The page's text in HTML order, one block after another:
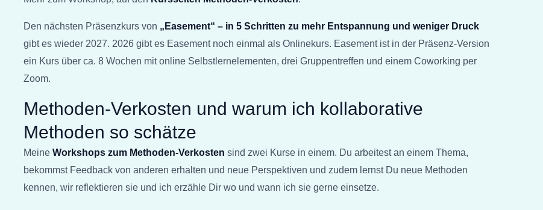
Den nächsten Präsenzkurs von „Easement“ – in 5 Schritten zu mehr Entspannung und weniger Druck
gibt es wieder 2027. 2026 gibt es Easement noch einmal als Onlinekurs. Easement ist in der Präsenz-Version
ein Kurs über ca. 8 Wochen mit online Selbstlernelementen, drei Gruppentreffen und einem Coworking per
Zoom.
Methoden-Verkosten und warum ich kollaborative
Methoden so schätze
Meine Workshops zum Methoden-Verkosten sind zwei Kurse in einem. Du arbeitest an einem Thema,
bekommst Feedback von anderen erhalten und neue Perspektiven und zudem lernst Du neue Methoden
kennen, wir reflektieren sie und ich erzähle Dir wo und wann ich sie gerne einsetze.